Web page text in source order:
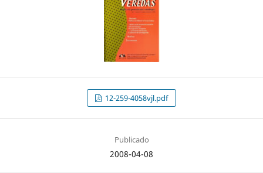
12-259-4058vjl.pdf
Publicado
2008-04-08